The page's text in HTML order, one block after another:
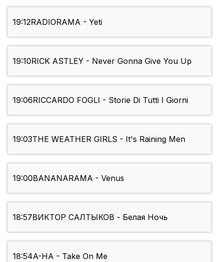
19:12RADIORAMA - Yeti
19:10RICK ASTLEY - Never Gonna Give You Up
19:06RICCARDO FOGLI - Storie Di Tutti I Giorni
19:03THE WEATHER GIRLS - It's Raining Men
19:00BANANARAMA - Venus
18:57ВИКТОР САЛТЫКОВ - Белая Ночь
18:54A-HA - Take On Me